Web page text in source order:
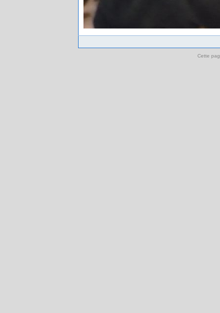
Cette